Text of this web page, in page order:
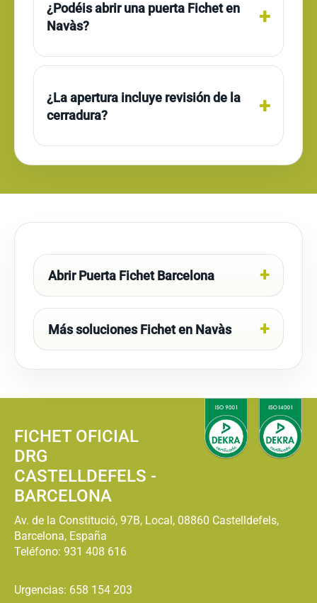
¿Podéis abrir una puerta Fichet en
Navàs?
¿La apertura incluye revisión de la
cerradura?
Abrir Puerta Fichet Barcelona
Más soluciones Fichet en Navàs
FICHET OFICIAL
DRG
CASTELLDEFELS -
BARCELONA
Av. de la Constitució, 97B, Local, 08860 Castelldefels,
Barcelona, España
Teléfono: 931 408 616
Urgencias: 658 154 203